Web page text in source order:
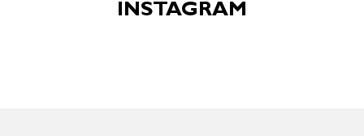
INSTAGRAM